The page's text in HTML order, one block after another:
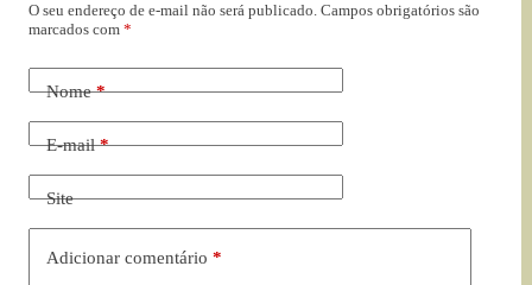
O seu endereço de e-mail não será publicado. Campos obrigatórios são
marcados com *
Nome*
E-mail*
Site
Adicionar comentário *